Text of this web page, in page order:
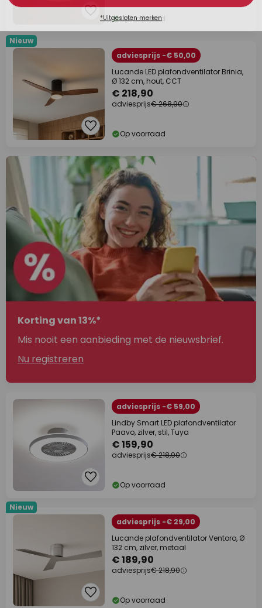
Op voorraad
Nieuw
adviesprijs -€ 50,00
Lucande LED plafondventilator Brinia,
Ø 132 cm, hout, CCT
€ 218,90
adviesprijs€ 268,90
Op voorraad
Korting van 13%*
Mis nooit een aanbieding met de nieuwsbrief.
Nu registreren
adviesprijs -€ 59,00
Lindby Smart LED plafondventilator
Paavo, zilver, stil, Tuya
€ 159,90
adviesprijs€ 218,90
Op voorraad
Nieuw
adviesprijs -€ 29,00
Lucande plafondventilator Ventoro, Ø
132 cm, zilver, metaal
€ 189,90
adviesprijs€ 218,90
Op voorraad